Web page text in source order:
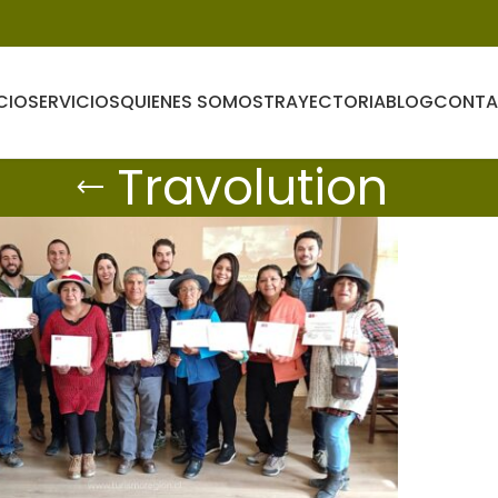
SERVICIOSQUIENES SOMOSTRAYECTORIABLOG
Travolution